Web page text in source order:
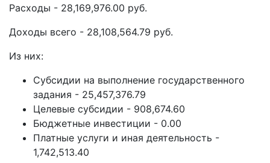
Расходы - 28,169,976.00 руб.
Доходы всего - 28,108,564.79 руб.
Из них:
Субсидии на выполнение государственного
задания - 25,457,376.79
Целевые субсидии - 908,674.60
Бюджетные инвестиции - 0.00
Платные услуги и иная деятельность -
1,742,513.40